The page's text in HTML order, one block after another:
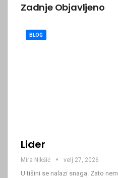
Zadnje Objavljeno
BLOG
Lider
Mira Nikšić velj 27, 2026
U tišini se nalazi snaga. Zato